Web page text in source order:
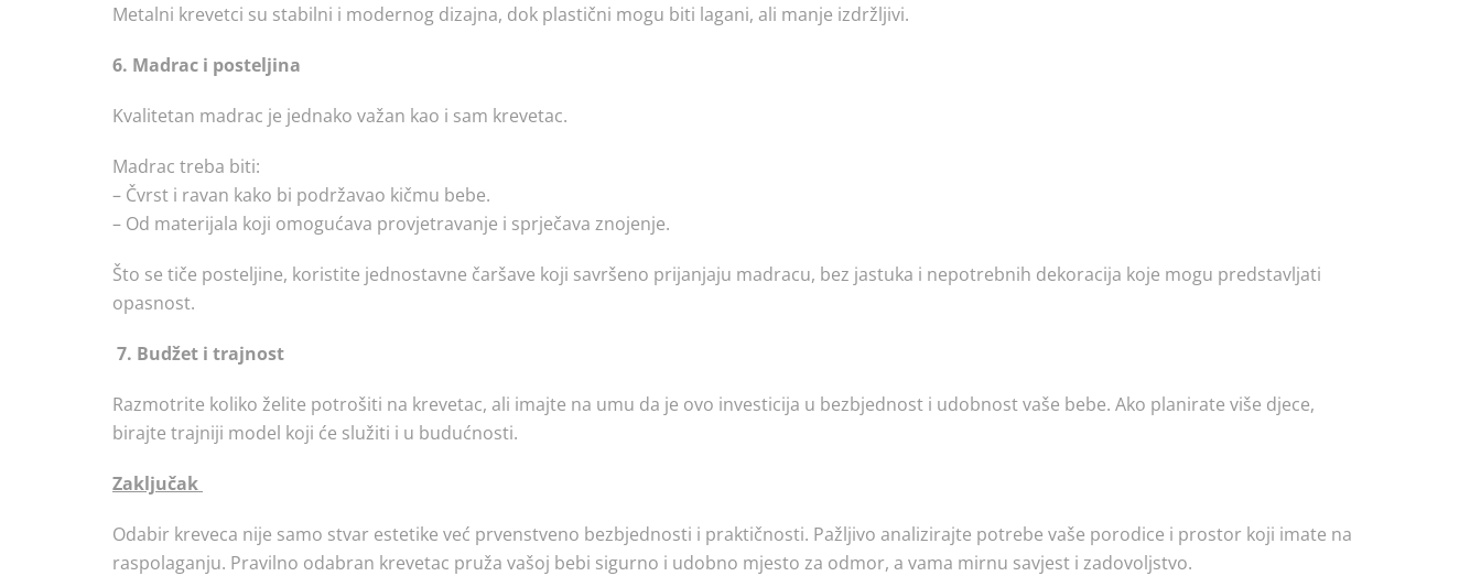
Metalni krevetci su stabilni i modernog dizajna, dok plastični mogu biti lagani, ali manje izdržljivi.
6. Madrac i posteljina
Kvalitetan madrac je jednako važan kao i sam krevetac.
Madrac treba biti:
– Čvrst i ravan kako bi podržavao kičmu bebe.
– Od materijala koji omogućava provjetravanje i sprječava znojenje.
Što se tiče posteljine, koristite jednostavne čaršave koji savršeno prijanjaju madracu, bez jastuka i nepotrebnih dekoracija koje mogu predstavljati
opasnost.
7. Budžet i trajnost
Razmotrite koliko želite potrošiti na krevetac, ali imajte na umu da je ovo investicija u bezbjednost i udobnost vaše bebe. Ako planirate više djece,
birajte trajniji model koji će služiti i u budućnosti.
Zaključak
Odabir kreveca nije samo stvar estetike već prvenstveno bezbjednosti i praktičnosti. Pažljivo analizirajte potrebe vaše porodice i prostor koji imate na
raspolaganju. Pravilno odabran krevetac pruža vašoj bebi sigurno i udobno mjesto za odmor, a vama mirnu savjest i zadovoljstvo.